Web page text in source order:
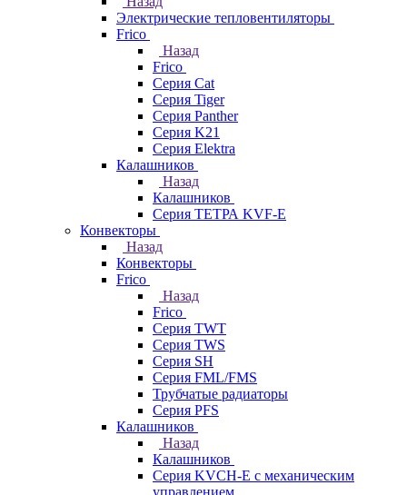
Электрические тепловентиляторы
Frico
Назад
Frico
Серия Cat
Серия Tiger
Серия Panther
Серия K21
Серия Elektra
Калашников
Назад
Калашников
Серия ТЕТРА KVF-E
Конвекторы
Назад
Конвекторы
Frico
Назад
Frico
Серия TWT
Серия TWS
Серия SH
Серия FML/FMS
Трубчатые радиаторы
Серия PFS
Калашников
Назад
Калашников
Серия KVCH-E с механическим
управлением